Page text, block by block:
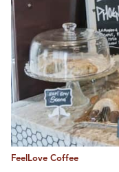
FeelLove Coffee